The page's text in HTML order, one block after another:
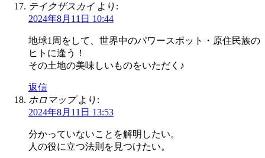
テイクザスカイ より:
2024年8月11日 10:44
地球1周をして、世界中のパワースポット・原住民族の
ヒトに逢う！
その土地の美味しいものをいただく♪
返信
ホロマップ より:
2024年8月11日 13:53
分かっていないことを解明したい。
人の役に立つ法則を見つけたい。